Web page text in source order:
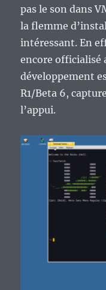
comme
sérieux.
pas le son dans
la flemme
intéressant. En
encore officialisé
développement
R1/Beta 6,
l’appui.